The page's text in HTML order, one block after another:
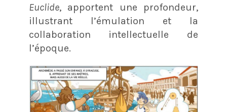
Euclide, apportent une profondeur,
illustrant l’émulation et la
collaboration intellectuelle de
l’époque.